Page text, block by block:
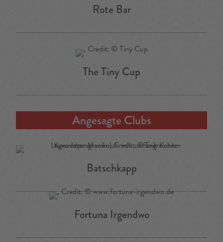
Rote Bar
The Tiny Cup
Angesagte Clubs
Batschkapp
Fortuna Irgendwo